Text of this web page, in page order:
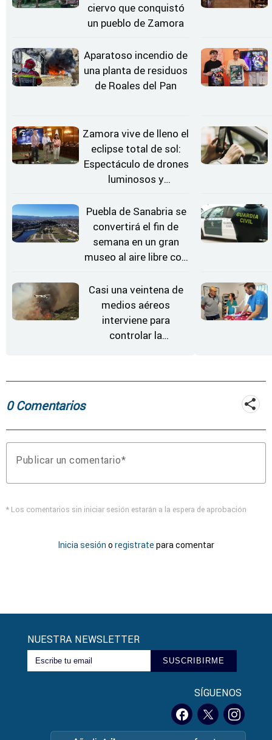
ciervo que conquistó
un pueblo de Zamora
Aparatoso incendio de
una planta de residuos
de Roales del Pan
Zamora vive de lleno el
eclipse total de sol:
Espectáculo de drones
luminosos y
Estrellas
Puebla de Sanabria se
convertirá el fin de
semana en un gran
museo al aire libre con
Casi una veintena de
medios aéreos
interviene para
controlar la
Fermoselle
0 Comentarios
Publicar un comentario
* Los comentarios sin iniciar sesión estarán a la espera de aprobación
Inicia sesión o registrate para comentar
NUESTRA NEWSLETTER
SUSCRIBIRME
SÍGUENOS